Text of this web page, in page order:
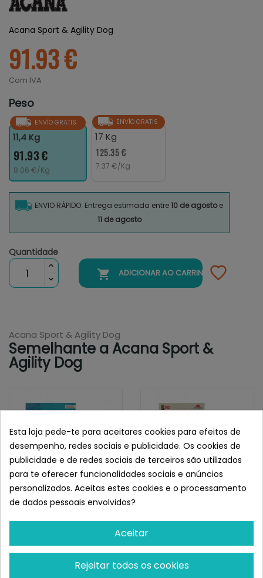
Acana Sport & Agility Dog
91.93 €
Com IVA
Peso
ENVÍO GRATIS
11,4 Kg
91.93 €
8.06 €/Kg
ENVÍO GRATIS
17 Kg
125.35 €
7.37 €/Kg
ENVIO RÁPIDO: Entrega estimada entre10 de agostoe
11 de agosto
Quantidade
 ADICIONAR AO CARRINHO
Acana Sport & Agility Dog
Semelhante a Acana Sport &
Agility Dog
¡Últimas produtos!
Acana Ranchlands
¡Últimas produtos!
Esta loja pede-te para aceitares cookies para efeitos de
desempenho, redes sociais e publicidade. Os cookies de
publicidade e de redes sociais de terceiros são utilizados
para te oferecer funcionalidades sociais e anúncios
personalizados. Aceitas estes cookies e o processamento
de dados pessoais envolvidos?
Aceitar
Rejeitar todos os cookies